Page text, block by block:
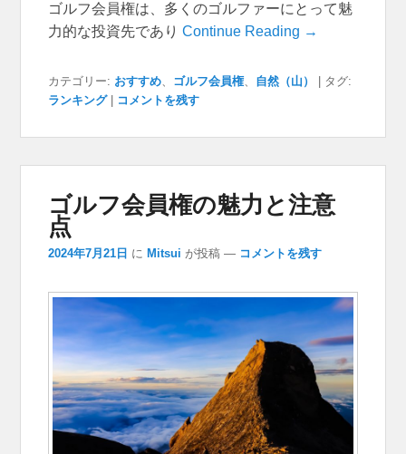
ゴルフ会員権は、多くのゴルファーにとって魅
力的な投資先でありContinue Reading →
カテゴリー: おすすめ、 ゴルフ会員権、 自然（山）
タグ:
ランキング
コメントを残す
ゴルフ会員権の魅力と注意
点
2024年7月21日 に Mitsui が投稿 — コメントを残す